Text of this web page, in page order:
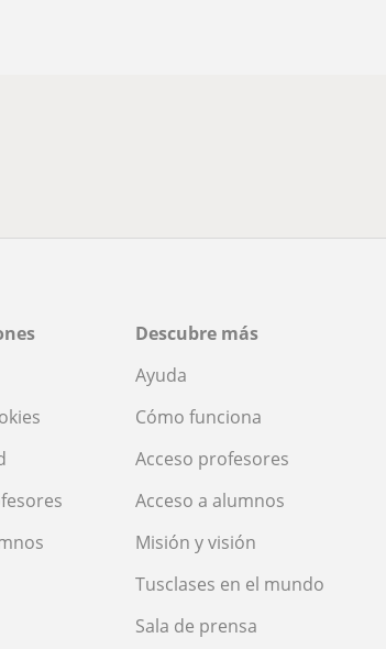
Descubre más
Ayuda
Cómo funciona
Acceso profesores
Acceso a alumnos
Misión y visión
Tusclases en el mundo
Sala de prensa